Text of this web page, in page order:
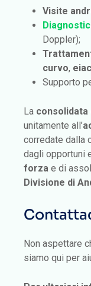
Visite
Doppler);
curvo,
Supporto
La
unitamente all’
corredate dalla
dagli opportuni
forza e di
Divisione di
Non aspettare
siamo qui per